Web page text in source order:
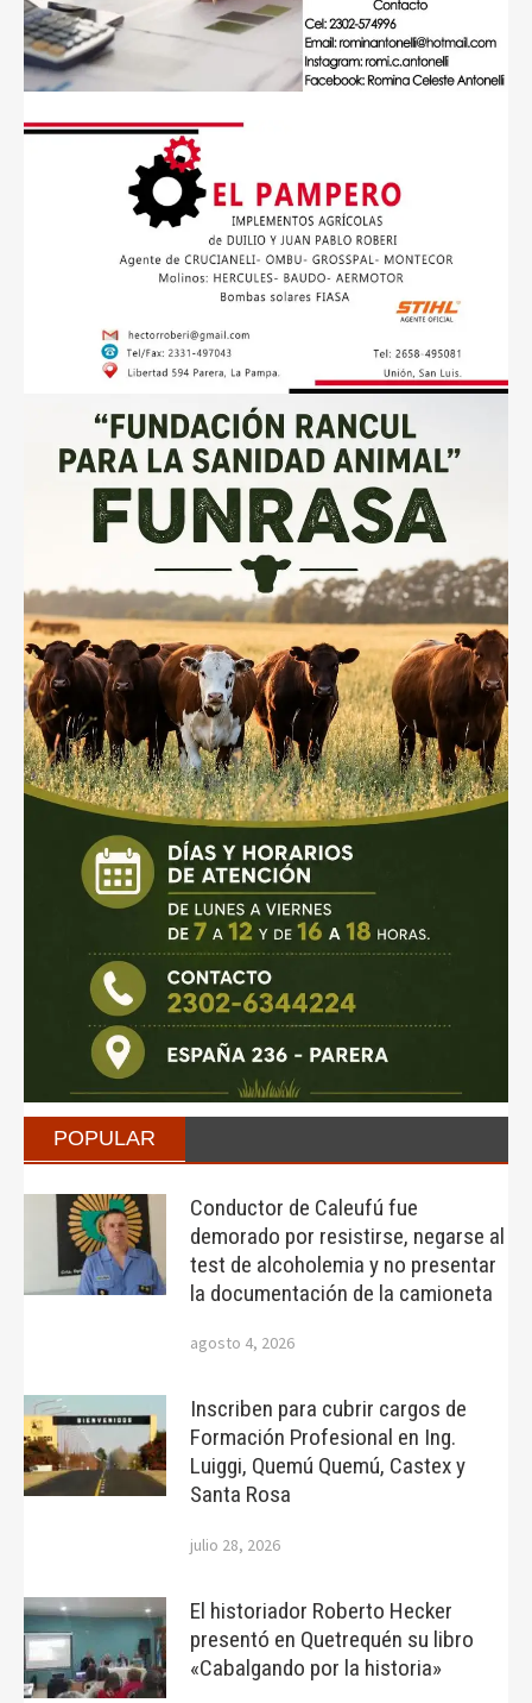
POPULAR
Conductor de Caleufú fue
demorado por resistirse, negarse al
test de alcoholemia y no presentar
la documentación de la camioneta
agosto 4, 2026
Inscriben para cubrir cargos de
Formación Profesional en Ing.
Luiggi, Quemú Quemú, Castex y
Santa Rosa
julio 28, 2026
El historiador Roberto Hecker
presentó en Quetrequén su libro
«Cabalgando por la historia»